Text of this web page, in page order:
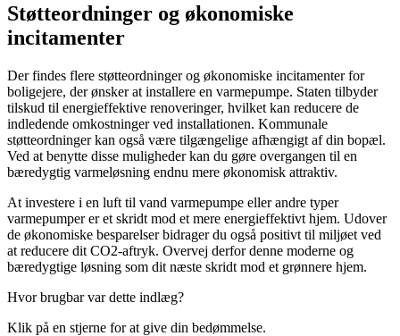
Støtteordninger og økonomiske
incitamenter
Der findes flere støtteordninger og økonomiske incitamenter for
boligejere, der ønsker at installere en varmepumpe. Staten tilbyder
tilskud til energieffektive renoveringer, hvilket kan reducere de
indledende omkostninger ved installationen. Kommunale
støtteordninger kan også være tilgængelige afhængigt af din bopæl.
Ved at benytte disse muligheder kan du gøre overgangen til en
bæredygtig varmeløsning endnu mere økonomisk attraktiv.
At investere i en luft til vand varmepumpe eller andre typer
varmepumper er et skridt mod et mere energieffektivt hjem. Udover
de økonomiske besparelser bidrager du også positivt til miljøet ved
at reducere dit CO2-aftryk. Overvej derfor denne moderne og
bæredygtige løsning som dit næste skridt mod et grønnere hjem.
Hvor brugbar var dette indlæg?
Klik på en stjerne for at give din bedømmelse.